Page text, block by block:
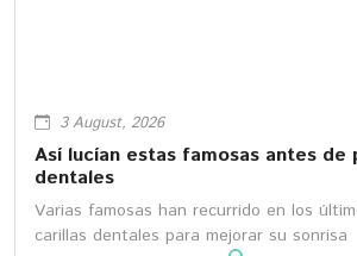
3 August, 2026
Así lucían estas famosas antes de
dentales
Varias famosas han recurrido en los
carillas dentales para mejorar su sonrisa